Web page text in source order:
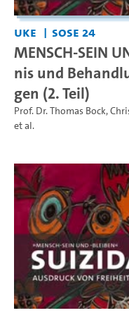
UKE SoSe 24
MENSCH-SEIN
nis und
gen (2. Teil)
Prof. Dr. Thomas Bock,
et al.